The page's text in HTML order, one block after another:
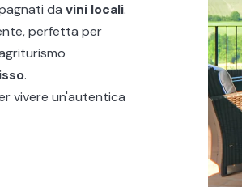
da vini locali.
perfetta per
.
vivere un'autentica